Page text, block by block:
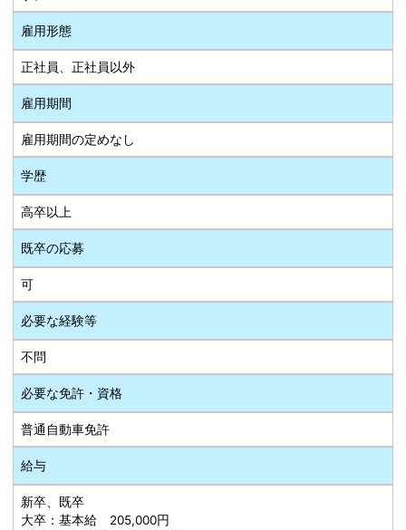
雇用形態
正社員、正社員以外
雇用期間
雇用期間の定めなし
学歴
高卒以上
既卒の応募
可
必要な経験等
不問
必要な免許・資格
普通自動車免許
給与
新卒、既卒
大卒：基本給 205,000円